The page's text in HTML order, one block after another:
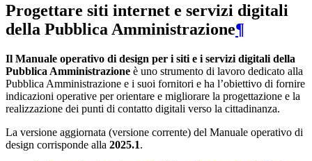
Progettare siti internet e servizi digitali
della Pubblica Amministrazione¶
Il Manuale operativo di design per i siti e i servizi digitali della
Pubblica Amministrazione è uno strumento di lavoro dedicato alla
Pubblica Amministrazione e i suoi fornitori e ha l’obiettivo di fornire
indicazioni operative per orientare e migliorare la progettazione e la
realizzazione dei punti di contatto digitali verso la cittadinanza.
La versione aggiornata (versione corrente) del Manuale operativo di
design corrisponde alla 2025.1.